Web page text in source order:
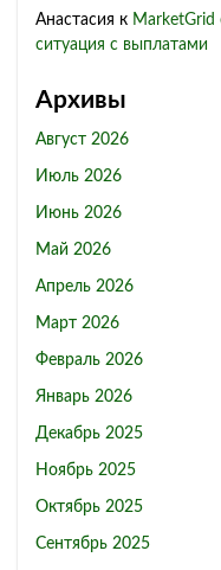
Анастасия к MarketGrid
ситуация с выплатами
Архивы
Август 2026
Июль 2026
Июнь 2026
Май 2026
Апрель 2026
Март 2026
Февраль 2026
Январь 2026
Декабрь 2025
Ноябрь 2025
Октябрь 2025
Сентябрь 2025